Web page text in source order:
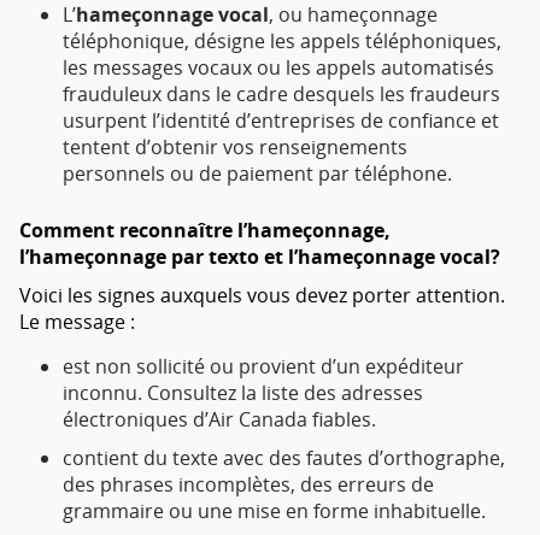
L’hameçonnage vocal, ou hameçonnage
téléphonique, désigne les appels téléphoniques,
les messages vocaux ou les appels automatisés
frauduleux dans le cadre desquels les fraudeurs
usurpent l’identité d’entreprises de confiance et
tentent d’obtenir vos renseignements
personnels ou de paiement par téléphone.
Comment reconnaître l’hameçonnage,
l’hameçonnage par texto et l’hameçonnage vocal?
Voici les signes auxquels vous devez porter attention.
Le message :
est non sollicité ou provient d’un expéditeur
inconnu. Consultez la liste des adresses
électroniques d’Air Canada fiables.
contient du texte avec des fautes d’orthographe,
des phrases incomplètes, des erreurs de
grammaire ou une mise en forme inhabituelle.